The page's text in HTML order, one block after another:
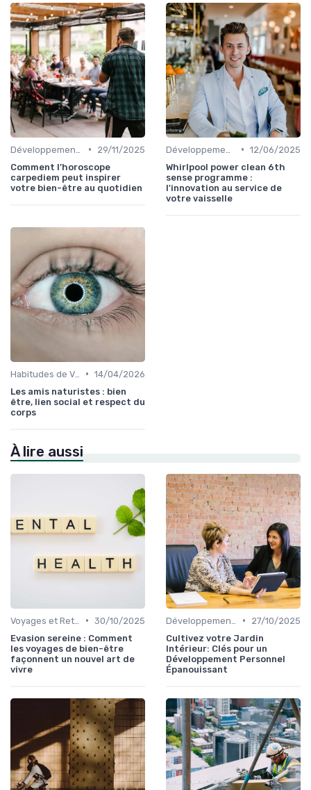
•
29/11/2025
Comment l’horoscope
carpediem peut inspirer
votre bien-être au quotidien
• 12/06/2025
Whirlpool power clean 6th
sense programme :
l'innovation au service de
votre vaisselle
• 14/04/2026
Les amis naturistes : bien
être, lien social et respect du
corps
À lire aussi
• 30/10/2025
Evasion sereine : Comment
les voyages de bien-être
façonnent un nouvel art de
vivre
•
27/10/2025
Cultivez votre Jardin
Intérieur: Clés pour un
Développement Personnel
Épanouissant